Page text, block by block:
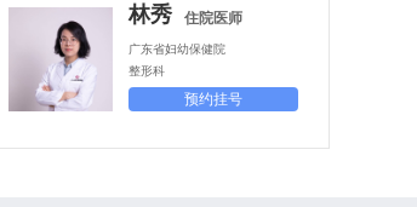
林秀 住院医师
广东省妇幼保健院
整形科
预约挂号